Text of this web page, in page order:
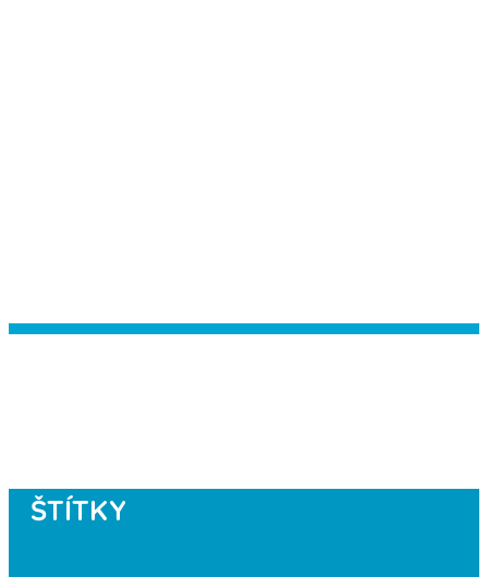
ŠTÍTKY